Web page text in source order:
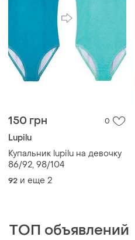
150 грн 0
Lupilu
Купальник lupilu на девочку
86/92, 98/104
92 и еще 2
ТОП объявлений